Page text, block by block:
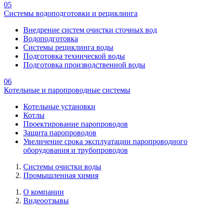
05
Системы водоподготовки и рециклинга
Внедрение систем очистки сточных вод
Водоподготовка
Системы рециклинга воды
Подготовка технической воды
Подготовка производственной воды
06
Котельные и паропроводные системы
Котельные установки
Котлы
Проектирование паропроводов
Защита паропроводов
Увеличение срока эксплуатации паропроводного
оборудования и трубопроводов
Системы очистки воды
Промышленная химия
О компании
Видеоотзывы